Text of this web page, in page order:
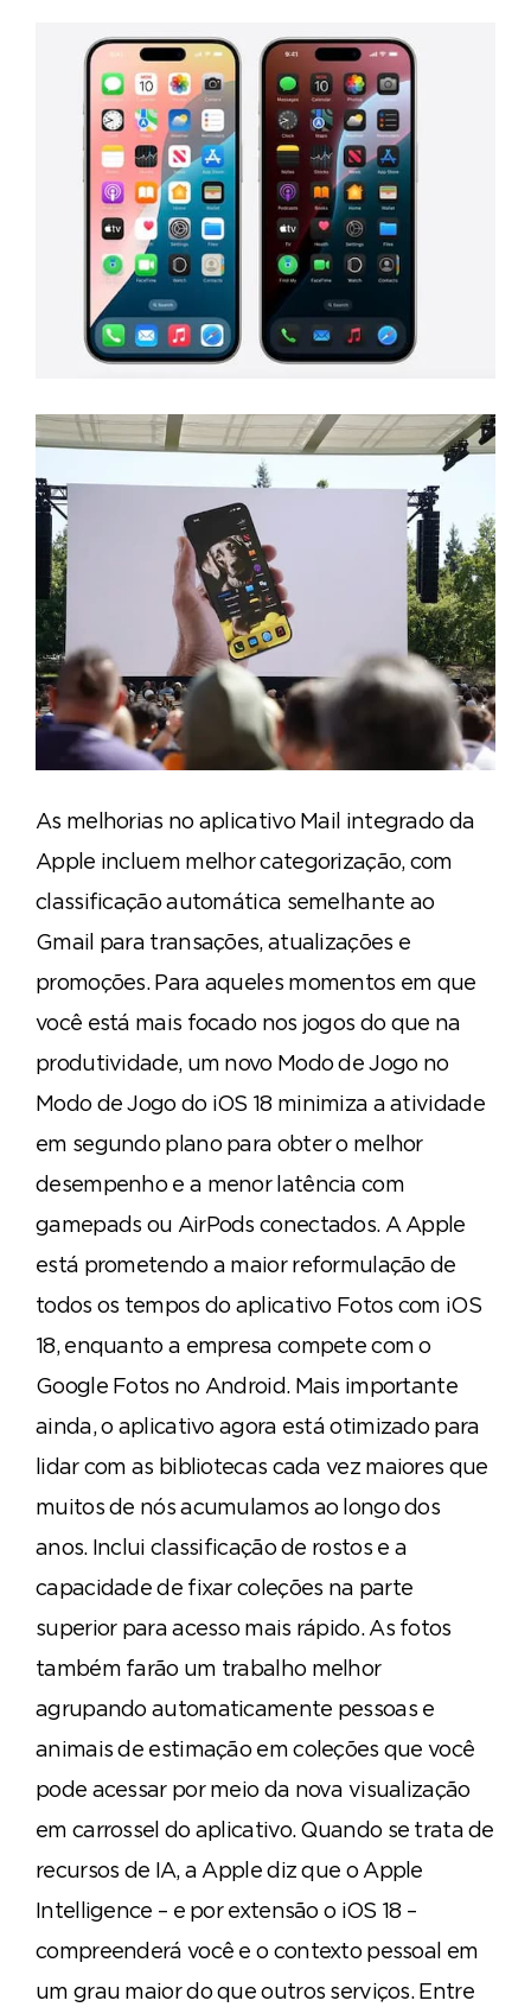
As melhorias no aplicativo Mail integrado da
Apple incluem melhor categorização, com
classificação automática semelhante ao
Gmail para transações, atualizações e
promoções. Para aqueles momentos em que
você está mais focado nos jogos do que na
produtividade, um novo Modo de Jogo no
Modo de Jogo do iOS 18 minimiza a atividade
em segundo plano para obter o melhor
desempenho e a menor latência com
gamepads ou AirPods conectados. A Apple
está prometendo a maior reformulação de
todos os tempos do aplicativo Fotos com iOS
18, enquanto a empresa compete com o
Google Fotos no Android. Mais importante
ainda, o aplicativo agora está otimizado para
lidar com as bibliotecas cada vez maiores que
muitos de nós acumulamos ao longo dos
anos. Inclui classificação de rostos e a
capacidade de fixar coleções na parte
superior para acesso mais rápido. As fotos
também farão um trabalho melhor
agrupando automaticamente pessoas e
animais de estimação em coleções que você
pode acessar por meio da nova visualização
em carrossel do aplicativo. Quando se trata de
recursos de IA, a Apple diz que o Apple
Intelligence – e por extensão o iOS 18 –
compreenderá você e o contexto pessoal em
um grau maior do que outros serviços. Entre